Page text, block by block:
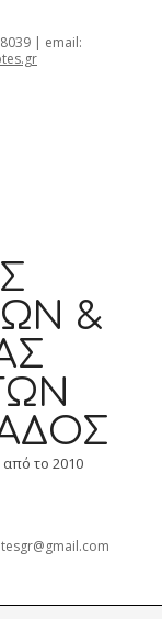
| email:
&
το 2010